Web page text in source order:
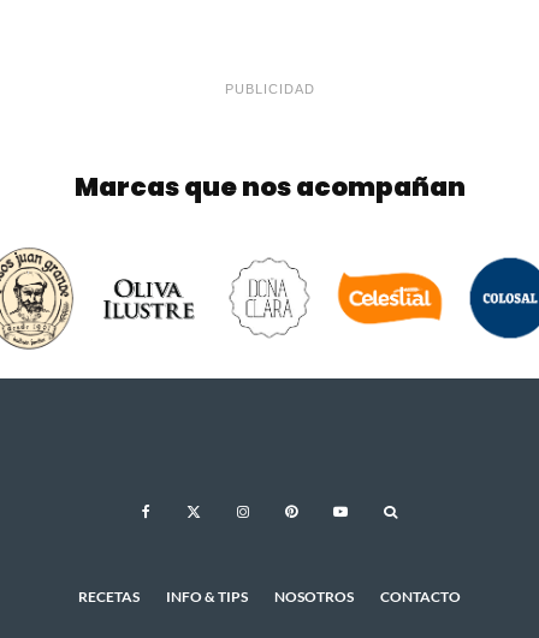
PUBLICIDAD
Marcas que nos acompañan
RECETAS INFO & TIPS NOSOTROS CONTACTO